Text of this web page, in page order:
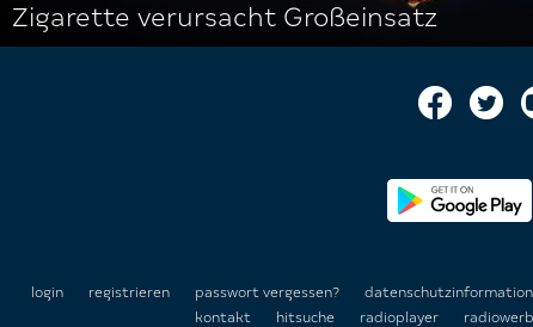
Zigarette verursacht Großeinsatz
login registrieren passwort vergessen? datenschutzinformation
kontakt
hitsuche radioplayer